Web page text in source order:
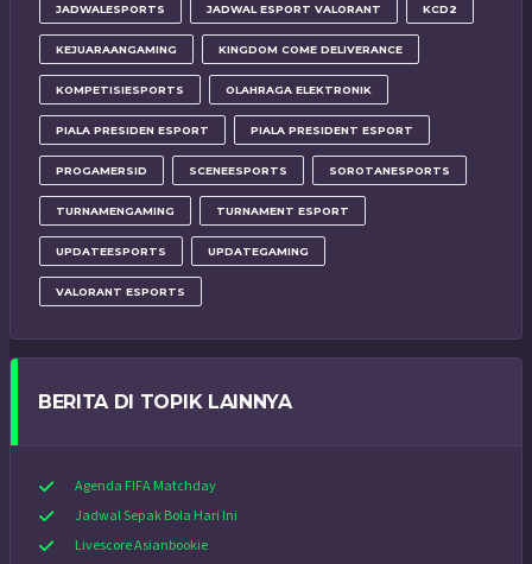
JADWALESPORTS JADWAL ESPORT VALORANT KCD2
KEJUARAANGAMING KINGDOM COME DELIVERANCE
KOMPETISIESPORTS OLAHRAGA ELEKTRONIK
PIALA PRESIDEN ESPORT PIALA PRESIDENT ESPORT
PROGAMERSID SCENEESPORTS SOROTANESPORTS
TURNAMENGAMING TURNAMENT ESPORT
UPDATEESPORTS UPDATEGAMING
VALORANT ESPORTS
BERITA DI TOPIK LAINNYA
Agenda FIFA Matchday
Jadwal Sepak Bola Hari Ini
Livescore Asianbookie